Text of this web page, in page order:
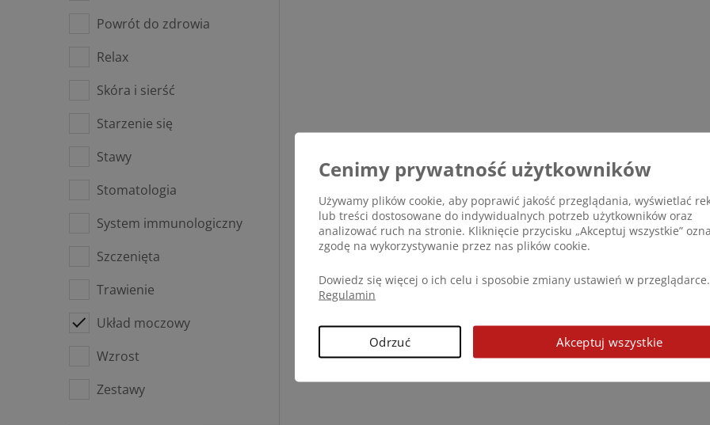
Powrót do zdrowia
Relax
Skóra i sierść
Starzenie się
Stawy
Stomatologia
System immunologiczny
Szczenięta
Trawienie
Układ moczowy
Wzrost
Zestawy
Cenimy prywatność użytkowników
Używamy plików cookie, aby poprawić jakość przeglądania, wyświetlać
lub treści dostosowane do indywidualnych potrzeb użytkowników oraz
analizować ruch na stronie. Kliknięcie przycisku „Akceptuj wszystkie”
zgodę na wykorzystywanie przez nas plików cookie.
Dowiedz się więcej o ich celu i sposobie zmiany ustawień w przeglądarce.
Regulamin
Odrzuć Akceptuj wszystkie